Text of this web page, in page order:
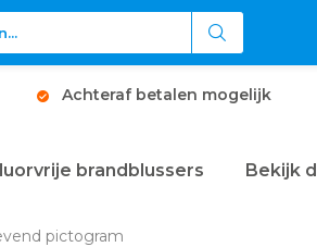
Achteraf betalen mogelijk
brandblussers Bekijk
pictogram